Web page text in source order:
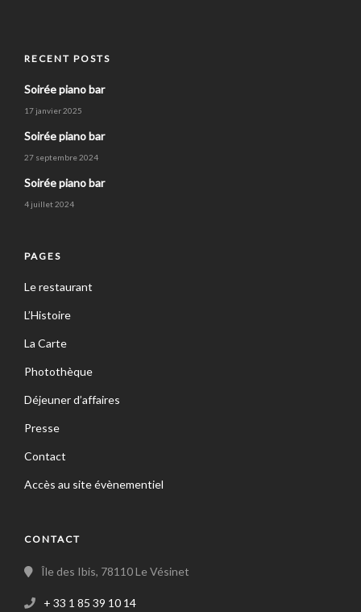
RECENT POSTS
Soirée piano bar
17 janvier 2025
Soirée piano bar
27 septembre 2024
Soirée piano bar
4 juillet 2024
PAGES
Le restaurant
L’Histoire
La Carte
Photothèque
Déjeuner d’affaires
Presse
Contact
Accès au site évènementiel
CONTACT
Île des Ibis, 78110 Le Vésinet
+ 33 1 85 39 10 14